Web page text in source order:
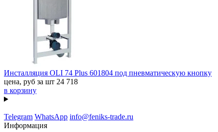
Инсталляция OLI 74 Plus 601804 под пневматическую кнопку
цена, руб за шт 24 718
в корзину
Telegram WhatsApp info@feniks-trade.ru
Информация